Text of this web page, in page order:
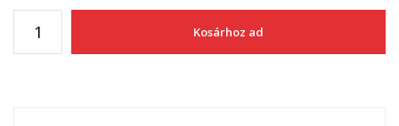
Kosárhoz ad